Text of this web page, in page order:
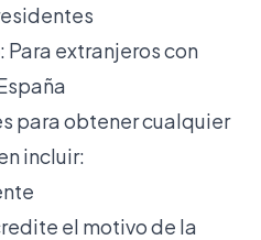
: Para extranjeros con
para obtener cualquier
incluir:
el motivo de la